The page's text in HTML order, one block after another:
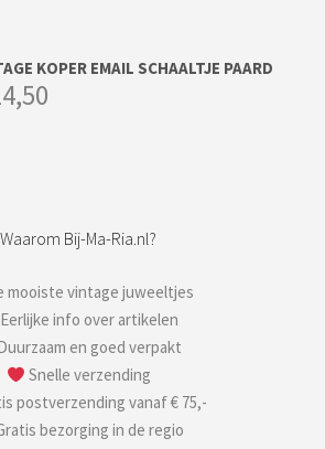
KOPER EMAIL SCHAALTJE PAARD
Waarom Bij-Ma-Ria.nl?
mooiste vintage juweeltjes
Eerlijke info over artikelen
en goed verpakt
Snelle verzending
postverzending vanaf € 75,-
bezorging in de regio